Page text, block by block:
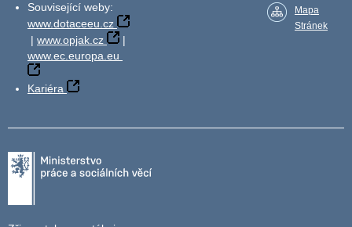
Související weby:
www.dotaceeu.cz
| www.opjak.cz
|
www.ec.europa.eu
Kariéra
Mapa
Stránek